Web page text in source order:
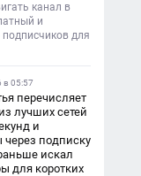
канал в
и
для
в 05:57
перечисляет
лучших сетей
и
подписку
искал
для коротких